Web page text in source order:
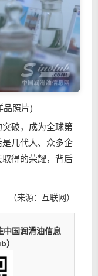
品照片)
破，成为全球第
几代人、众多企
得的荣耀，背后
（来源：互联网）
中国润滑油信息
）